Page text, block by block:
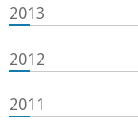
2013
2012
2011